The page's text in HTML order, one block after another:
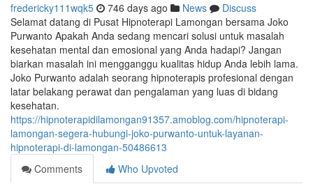
fredericky111wqk5 746 days ago News
Discuss
Selamat datang di Pusat Hipnoterapi Lamongan bersama Joko
Purwanto Apakah Anda sedang mencari solusi untuk masalah
kesehatan mental dan emosional yang Anda hadapi? Jangan
biarkan masalah ini mengganggu kualitas hidup Anda lebih lama.
Joko Purwanto adalah seorang hipnoterapis profesional dengan
latar belakang perawat dan pengalaman yang luas di bidang
kesehatan.
https://hipnoterapidilamongan91357.amoblog.com/hipnoterapi-
lamongan-segera-hubungi-joko-purwanto-untuk-layanan-
hipnoterapi-di-lamongan-50486613
Comments
Who Upvoted